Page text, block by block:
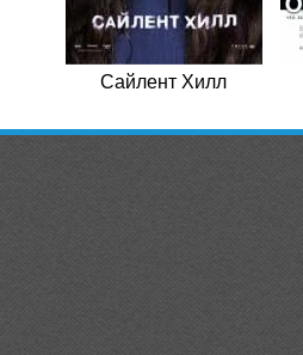
Сайлент Хилл